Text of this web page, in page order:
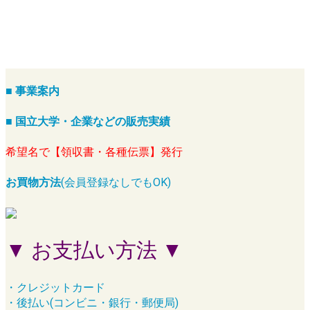
■ 事業案内
■ 国立大学・企業などの販売実績
希望名で【領収書・各種伝票】発行
お買物方法(会員登録なしでもOK)
▼ お支払い方法 ▼
・クレジットカード
・後払い(コンビニ・銀行・郵便局)